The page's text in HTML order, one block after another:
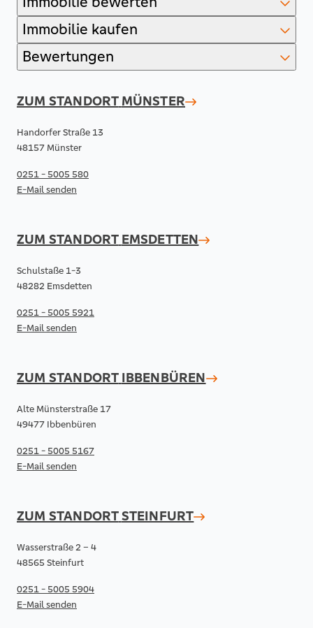
Immobilie kaufen
Bewertungen
ZUM STANDORT MÜNSTER
Handorfer Straße 13
48157 Münster
0251 - 5005 580
E-Mail senden
ZUM STANDORT EMSDETTEN
Schulstaße 1-3
48282 Emsdetten
0251 - 5005 5921
E-Mail senden
ZUM STANDORT IBBENBÜREN
Alte Münsterstraße 17
49477 Ibbenbüren
0251 - 5005 5167
E-Mail senden
ZUM STANDORTSTEINFURT
Wasserstraße 2 – 4
48565 Steinfurt
0251 - 5005 5904
E-Mail senden